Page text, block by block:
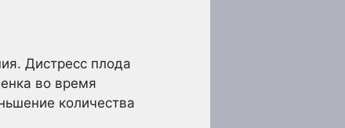
Дистресс плода
во время
количества